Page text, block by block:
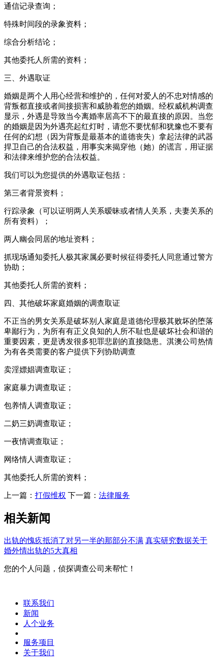
通信记录查询；
特殊时间段的录象资料；
综合分析结论；
其他委托人所需的资料；
三、外遇取证
婚姻是两个人用心经营和维护的，任何对爱人的不忠对情感的
背叛都直接或者间接损害和威胁着您的婚姻。经权威机构调查
显示，外遇是导致当今离婚率居高不下的最直接的原因。当您
的婚姻是因为外遇亮起红灯时，请您不要忧郁和犹豫也不要有
任何的幻想（因为背叛是最基本的道德丧失）拿起法律的武器
捍卫自己的合法权益，用事实来揭穿他（她）的谎言，用证据
和法律来维护您的合法权益。
我们可以为您提供的外遇取证包括：
第三者背景资料；
行踪录象（可以证明两人关系暧昧或者情人关系，夫妻关系的
所有资料）；
两人幽会同居的地址资料；
抓现场通知委托人极其家属必要时候征得委托人同意通过警方
协助；
其他委托人所需的资料；
四、其他破坏家庭婚姻的调查取证
不正当的男女关系是破坏别人家庭是道德伦理极其败坏的堕落
卑鄙行为，为所有有正义良知的人所不耻也是破坏社会和谐的
重要因素，更是诱发很多犯罪悲剧的直接隐患。淇澳公司热情
为有各类需要的客户提供下列协助调查
卖淫嫖娼调查取证；
家庭暴力调查取证；
包养情人调查取证；
二奶三奶调查取证；
一夜情调查取证；
网络情人调查取证；
其他委托人所需的资料；
上一篇： 打假维权 下一篇： 法律服务
相关新闻
出轨的愧疚抵消了对另一半的那部分不满 真实研究数据关于
婚外情出轨的5大真相
您的个人问题，侦探调查公司来帮忙！
联系我们
新闻
人个业务
服务项目
关于我们